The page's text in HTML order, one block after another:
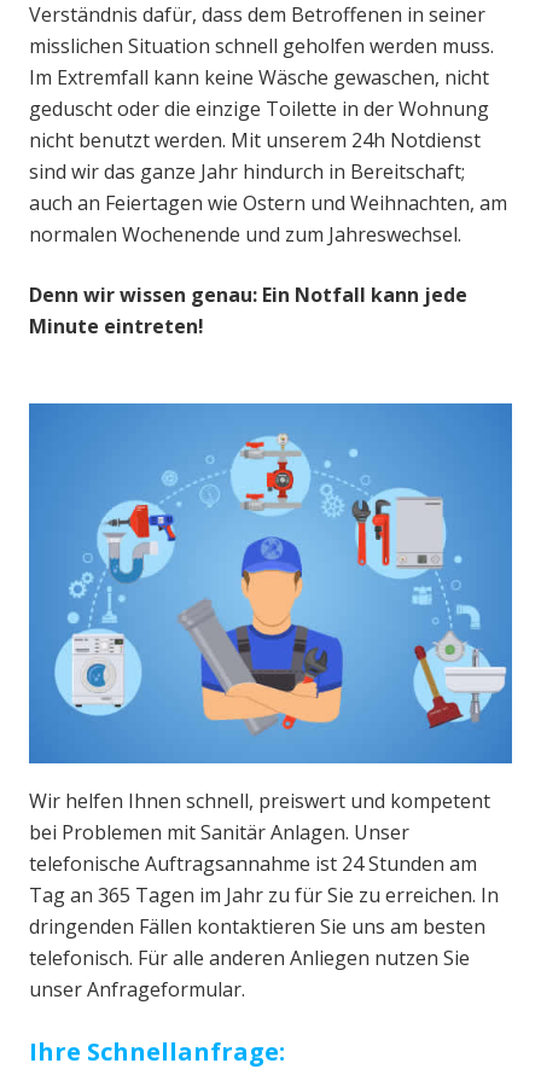
Verständnis dafür, dass dem Betroffenen in seiner
misslichen Situation schnell geholfen werden muss.
Im Extremfall kann keine Wäsche gewaschen, nicht
geduscht oder die einzige Toilette in der Wohnung
nicht benutzt werden. Mit unserem 24h Notdienst
sind wir das ganze Jahr hindurch in Bereitschaft;
auch an Feiertagen wie Ostern und Weihnachten, am
normalen Wochenende und zum Jahreswechsel.
Denn wir wissen genau: Ein Notfall kann jede
Minute eintreten!
Wir helfen Ihnen schnell, preiswert und kompetent
bei Problemen mit Sanitär Anlagen. Unser
telefonische Auftragsannahme ist 24 Stunden am
Tag an 365 Tagen im Jahr zu für Sie zu erreichen. In
dringenden Fällen kontaktieren Sie uns am besten
telefonisch. Für alle anderen Anliegen nutzen Sie
unser Anfrageformular.
Ihre Schnellanfrage: